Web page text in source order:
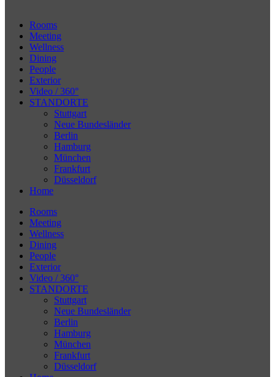
Rooms
Meeting
Wellness
Dining
People
Exterior
Video / 360°
STANDORTE
Stuttgart
Neue Bundesländer
Berlin
Hamburg
München
Frankfurt
Düsseldorf
Home
Rooms
Meeting
Wellness
Dining
People
Exterior
Video / 360°
STANDORTE
Stuttgart
Neue Bundesländer
Berlin
Hamburg
München
Frankfurt
Düsseldorf